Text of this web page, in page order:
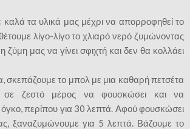
τα υλικά μας μέχρι να απορροφηθεί το
λίγο-λίγο το χλιαρό νερό ζυμώνοντας
ζύμη μας να γίνει σφιχτή και δεν θα κολλάει
σκεπάζουμε το μπολ με μια καθαρή πετσέτα
σε ζεστό μέρος να φουσκώσει και να
όγκο, περίπου για 30 λεπτά. Αφού φουσκώσει
ξαναζυμώνουμε για 5 λεπτά. Βάζουμε το